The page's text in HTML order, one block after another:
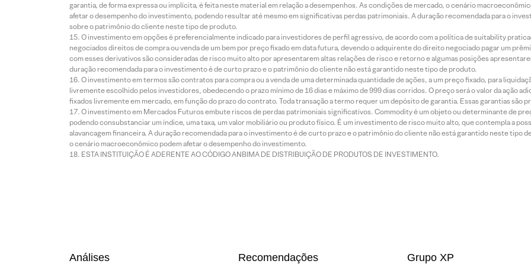
garantia, de forma expressa ou implícita, é feita neste material em relação a desempenhos. As condições de mercado, o cenário
afetar o desempenho do investimento, podendo resultar até mesmo em significativas perdas patrimoniais. A duração recomendada para o
sobre o patrimônio do cliente neste tipo de produto.
O investimento em opções é preferencialmente indicado para investidores de perfil agressivo, de acordo com a política de suitability
negociados direitos de compra ou venda de um bem por preço fixado em data futura, devendo o adquirente do direito negociado pagar um
com esses derivativos são consideradas de risco muito alto por apresentarem altas relações de risco e retorno e algumas posições
duração recomendada para o investimento é de curto prazo e o patrimônio do cliente não está garantido neste tipo de produto.
O investimento em termos são contratos para compra ou a venda de uma determinada quantidade de ações, a um preço fixado, para
livremente escolhido pelos investidores, obedecendo o prazo mínimo de 16 dias e máximo de 999 dias corridos. O preço será o valor da ação
fixados livremente em mercado, em função do prazo do contrato. Toda transação a termo requer um depósito de garantia. Essas garantias são
O investimento em Mercados Futuros embute riscos de perdas patrimoniais significativos. Commodity é um objeto ou determinante de
podendo consubstanciar um índice, uma taxa, um valor mobiliário ou produto físico. É um investimento de risco muito alto, que contempla a
alavancagem financeira. A duração recomendada para o investimento é de curto prazo e o patrimônio do cliente não está garantido neste tipo
o cenário macroeconômico podem afetar o desempenho do investimento.
ESTA INSTITUIÇÃO É ADERENTE AO CÓDIGO ANBIMA DE DISTRIBUIÇÃO DE PRODUTOS DE INVESTIMENTO.
Análises Recomendações Grupo XP